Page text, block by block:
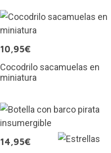
10,95€
Cocodrilo sacamuelas en
miniatura
14,95€